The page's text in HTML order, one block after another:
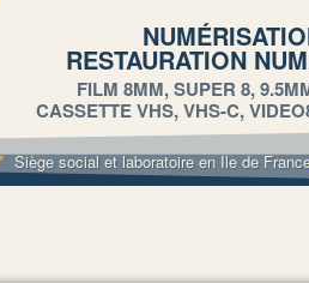
RESTAURATION
FILM 8MM, SUPER 8,
CASSETTE VHS, VHS-C,
Siège social et laboratoire en Ile de